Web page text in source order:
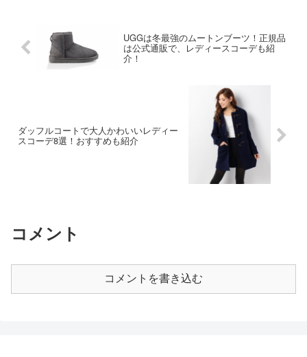
UGGは冬最強のムートンブーツ！正規品
は公式通販で、レディースコーデも紹
介！
ダッフルコートで大人かわいいレディー
スコーデ8選！おすすめも紹介
コメント
コメントを書き込む